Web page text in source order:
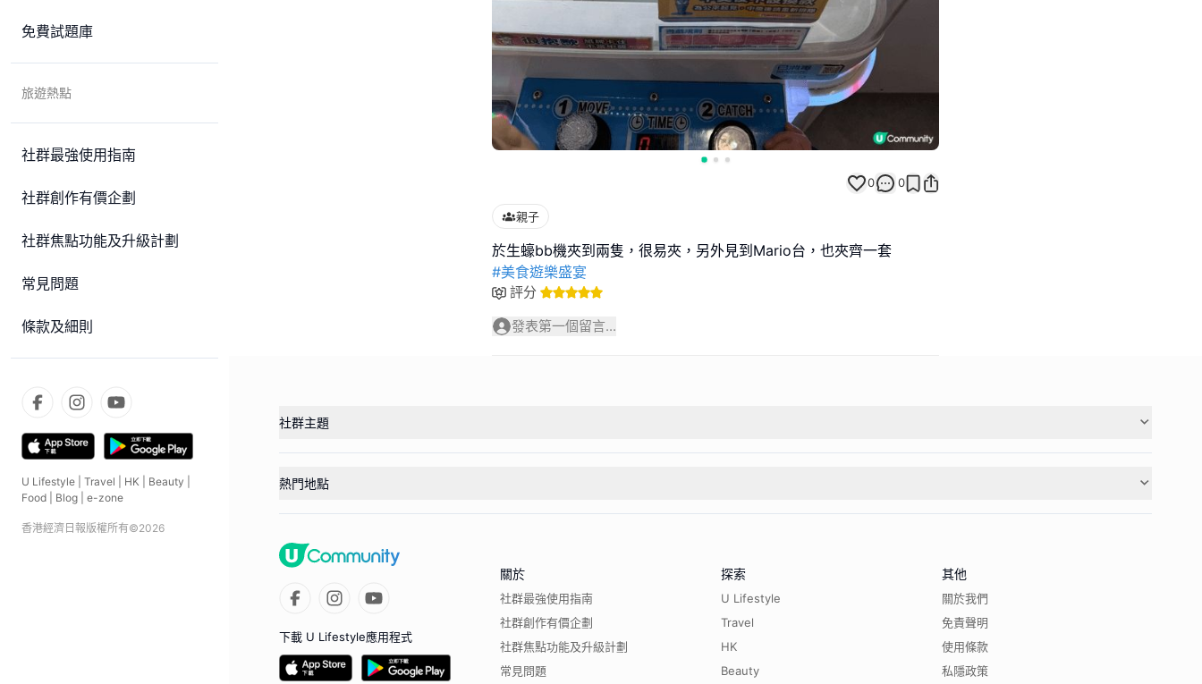
免費試題庫
旅遊熱點
社群最強使用指南
社群創作有價企劃
社群焦點功能及升級計劃
常見問題
條款及細則
U Lifestyle Travel HK Beauty
Food
Blog e-zone
香港經濟日報版權所有©2026
0 0
親子
#美食遊樂盛宴
評分
發表第一個留言...
社群主題
熱門地點
下載 U Lifestyle應用程式
關於
社群最強使用指南
社群創作有價企劃
社群焦點功能及升級計劃
常見問題
探索
U Lifestyle
Travel
HK
Beauty
其他
關於我們
免責聲明
使用條款
私隱政策